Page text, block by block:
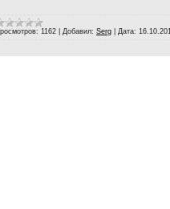
1162 Добавил: Serg Дата: